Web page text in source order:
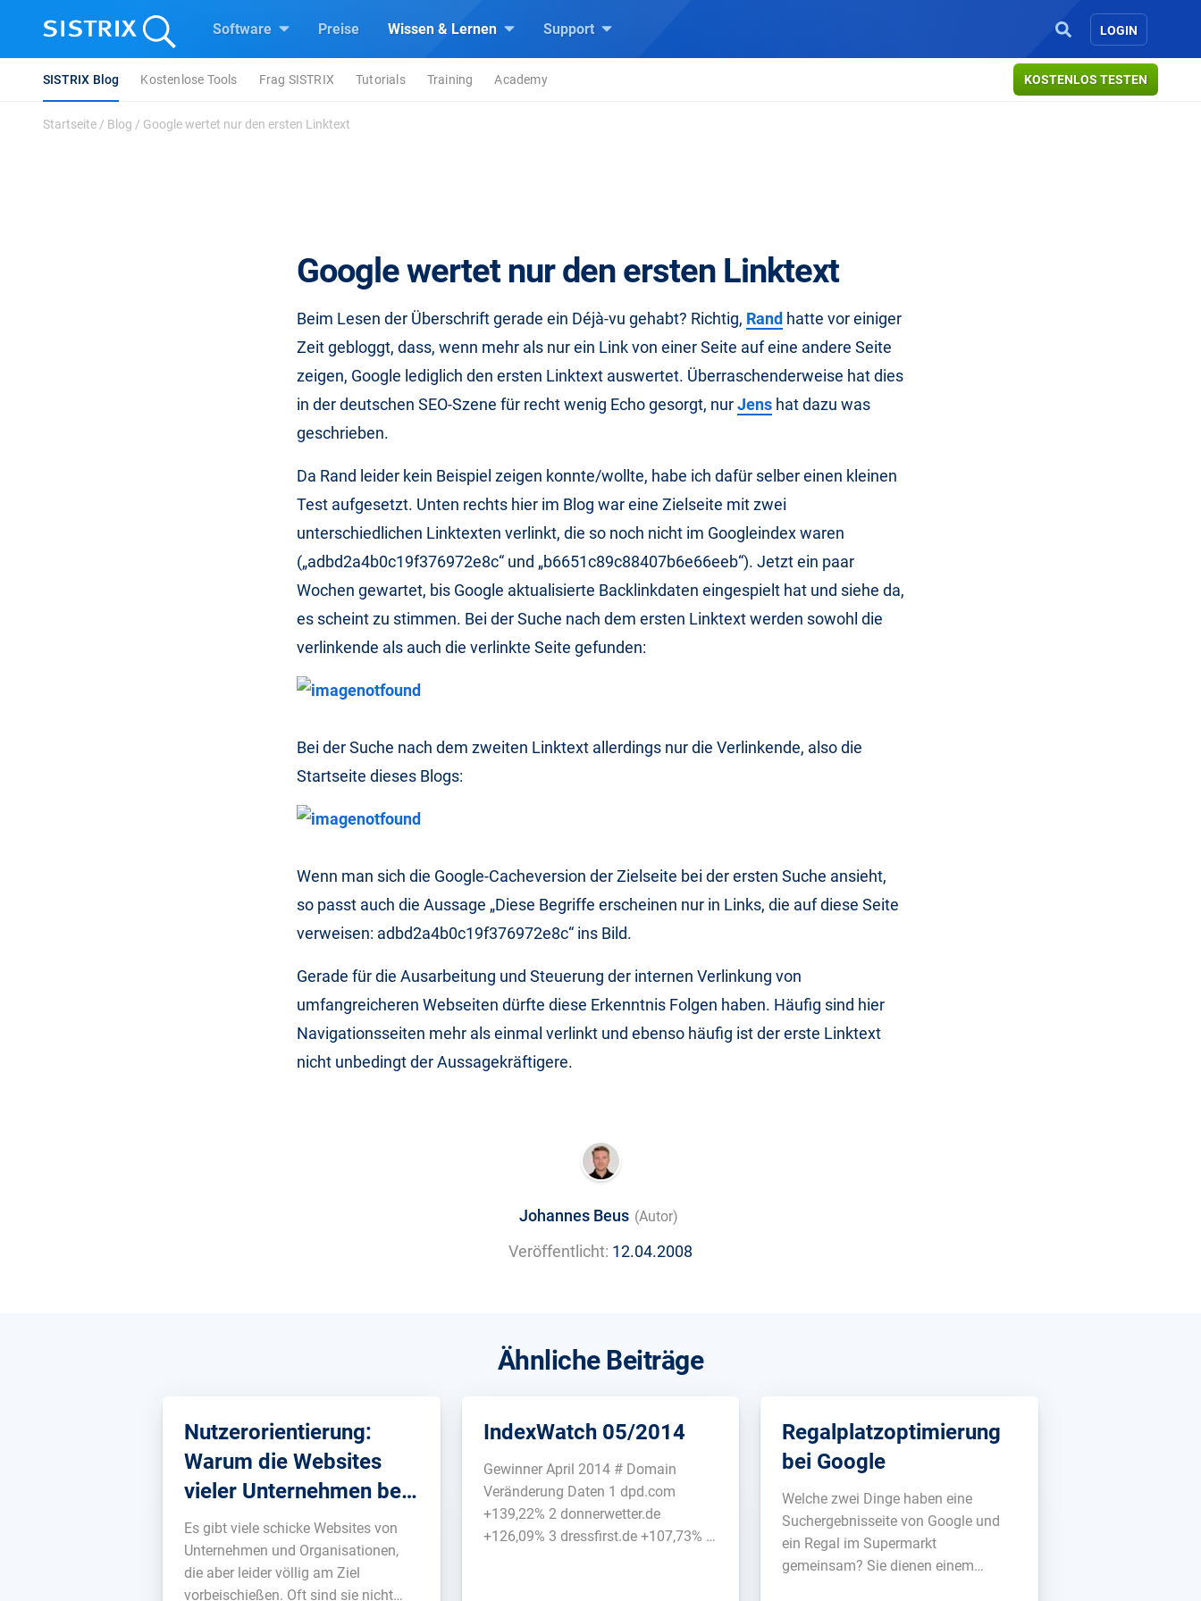
Software Preise Wissen & Lernen Support LOGIN
KOSTENLOS TESTEN
SISTRIX Blog Kostenlose Tools Frag SISTRIX Tutorials Training Academy
Startseite / Blog / Google wertet nur den ersten Linktext
Google wertet nur den ersten Linktext
Beim Lesen der Überschrift gerade ein Déjà-vu gehabt? Richtig, Rand hatte vor einiger
Zeit gebloggt, dass, wenn mehr als nur ein Link von einer Seite auf eine andere Seite
zeigen, Google lediglich den ersten Linktext auswertet. Überraschenderweise hat dies
in der deutschen SEO-Szene für recht wenig Echo gesorgt, nurJens hat dazu was
geschrieben.
Da Rand leider kein Beispiel zeigen konnte/wollte, habe ich dafür selber einen kleinen
Test aufgesetzt. Unten rechts hier im Blog war eine Zielseite mit zwei
unterschiedlichen Linktexten verlinkt, die so noch nicht im Googleindex waren
(„adbd2a4b0c19f376972e8c“ und „b6651c89c88407b6e66eeb“). Jetzt ein paar
Wochen gewartet, bis Google aktualisierte Backlinkdaten eingespielt hat und siehe da,
es scheint zu stimmen. Bei der Suche nach dem ersten Linktext werden sowohl die
verlinkende als auch die verlinkte Seite gefunden:
Bei der Suche nach dem zweiten Linktext allerdings nur die Verlinkende, also die
Startseite dieses Blogs:
Wenn man sich die Google-Cacheversion der Zielseite bei der ersten Suche ansieht,
so passt auch die Aussage „Diese Begriffe erscheinen nur in Links, die auf diese Seite
verweisen: adbd2a4b0c19f376972e8c“ ins Bild.
Gerade für die Ausarbeitung und Steuerung der internen Verlinkung von
umfangreicheren Webseiten dürfte diese Erkenntnis Folgen haben. Häufig sind hier
Navigationsseiten mehr als einmal verlinkt und ebenso häufig ist der erste Linktext
nicht unbedingt der Aussagekräftigere.
Johannes Beus (Autor)
Veröffentlicht: 12.04.2008
Ähnliche Beiträge
Nutzerorientierung:
Warum die Websites
vieler Unternehmen bei
Google nicht erfolgreich
sind
Es gibt viele schicke Websites von
Unternehmen und Organisationen,
die aber leider völlig am Ziel
vorbeischießen. Oft sind sie nicht
IndexWatch 05/2014
Gewinner April 2014 # Domain
Veränderung Daten 1 dpd.com
+139,22% 2 donnerwetter.de
+126,09% 3 dressfirst.de +107,73% 4
Regalplatzoptimierung
bei Google
Welche zwei Dinge haben eine
Suchergebnisseite von Google und
ein Regal im Supermarkt
gemeinsam? Sie dienen einem